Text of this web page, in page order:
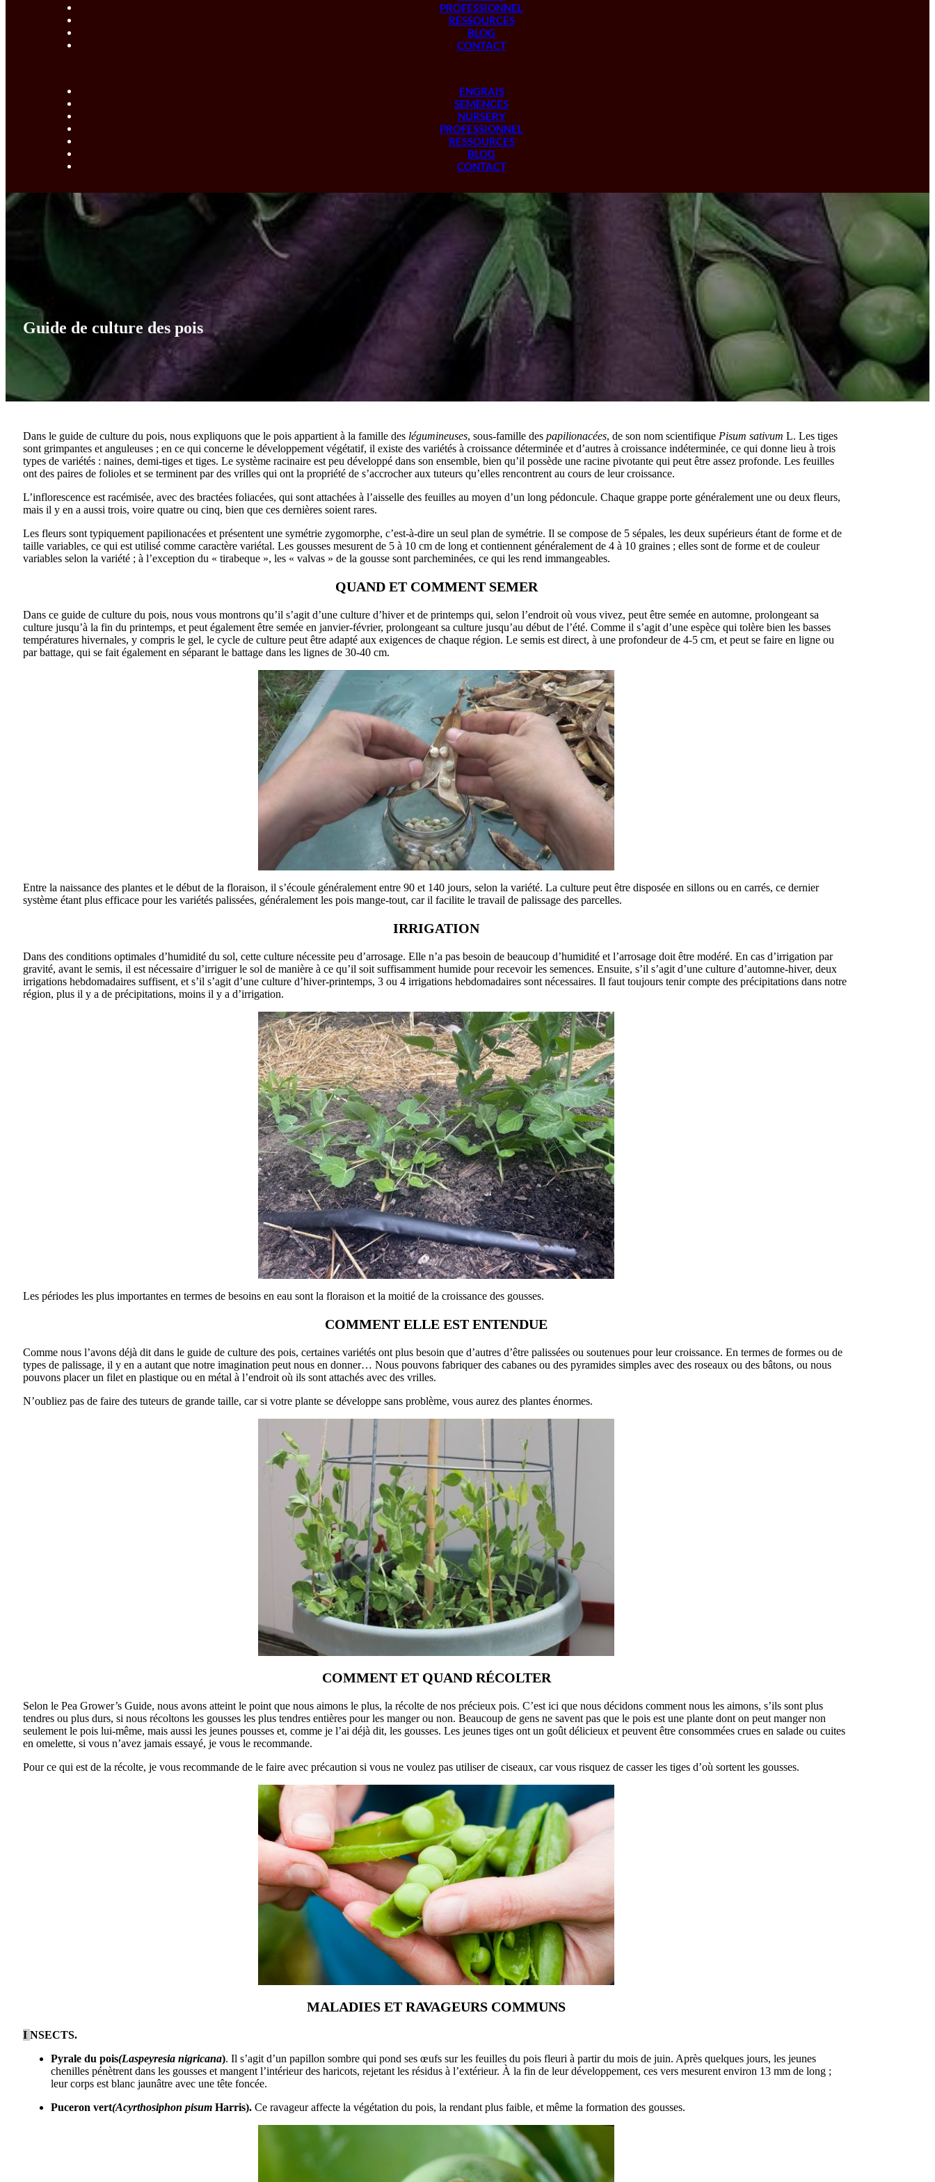
PROFESSIONNEL
RESSOURCES
BLOG
CONTACT
ENGRAIS
SEMENCES
NURSERY
PROFESSIONNEL
RESSOURCES
BLOG
CONTACT
Guide de culture des pois
Dans le guide de culture du pois, nous expliquons que le pois appartient à la famille des légumineuses, sous-famille des papilionacées, de son nom scientifique Pisum sativum L. Les tiges
sont grimpantes et anguleuses ; en ce qui concerne le développement végétatif, il existe des variétés à croissance déterminée et d’autres à croissance indéterminée, ce qui donne lieu à trois
types de variétés : naines, demi-tiges et tiges. Le système racinaire est peu développé dans son ensemble, bien qu’il possède une racine pivotante qui peut être assez profonde. Les feuilles
ont des paires de folioles et se terminent par des vrilles qui ont la propriété de s’accrocher aux tuteurs qu’elles rencontrent au cours de leur croissance.
L’inflorescence est racémisée, avec des bractées foliacées, qui sont attachées à l’aisselle des feuilles au moyen d’un long pédoncule. Chaque grappe porte généralement une ou deux fleurs,
mais il y en a aussi trois, voire quatre ou cinq, bien que ces dernières soient rares.
Les fleurs sont typiquement papilionacées et présentent une symétrie zygomorphe, c’est-à-dire un seul plan de symétrie. Il se compose de 5 sépales, les deux supérieurs étant de forme et de
taille variables, ce qui est utilisé comme caractère variétal. Les gousses mesurent de 5 à 10 cm de long et contiennent généralement de 4 à 10 graines ; elles sont de forme et de couleur
variables selon la variété ; à l’exception du « tirabeque », les « valvas » de la gousse sont parcheminées, ce qui les rend immangeables.
QUAND ET COMMENT SEMER
Dans ce guide de culture du pois, nous vous montrons qu’il s’agit d’une culture d’hiver et de printemps qui, selon l’endroit où vous vivez, peut être semée en automne, prolongeant sa
culture jusqu’à la fin du printemps, et peut également être semée en janvier-février, prolongeant sa culture jusqu’au début de l’été. Comme il s’agit d’une espèce qui tolère bien les basses
températures hivernales, y compris le gel, le cycle de culture peut être adapté aux exigences de chaque région. Le semis est direct, à une profondeur de 4-5 cm, et peut se faire en ligne ou
par battage, qui se fait également en séparant le battage dans les lignes de 30-40 cm.
Entre la naissance des plantes et le début de la floraison, il s’écoule généralement entre 90 et 140 jours, selon la variété. La culture peut être disposée en sillons ou en carrés, ce dernier
système étant plus efficace pour les variétés palissées, généralement les pois mange-tout, car il facilite le travail de palissage des parcelles.
IRRIGATION
Dans des conditions optimales d’humidité du sol, cette culture nécessite peu d’arrosage. Elle n’a pas besoin de beaucoup d’humidité et l’arrosage doit être modéré. En cas d’irrigation par
gravité, avant le semis, il est nécessaire d’irriguer le sol de manière à ce qu’il soit suffisamment humide pour recevoir les semences. Ensuite, s’il s’agit d’une culture d’automne-hiver, deux
irrigations hebdomadaires suffisent, et s’il s’agit d’une culture d’hiver-printemps, 3 ou 4 irrigations hebdomadaires sont nécessaires. Il faut toujours tenir compte des précipitations dans notre
région, plus il y a de précipitations, moins il y a d’irrigation.
Les périodes les plus importantes en termes de besoins en eau sont la floraison et la moitié de la croissance des gousses.
COMMENT ELLE EST ENTENDUE
Comme nous l’avons déjà dit dans le guide de culture des pois, certaines variétés ont plus besoin que d’autres d’être palissées ou soutenues pour leur croissance. En termes de formes ou de
types de palissage, il y en a autant que notre imagination peut nous en donner… Nous pouvons fabriquer des cabanes ou des pyramides simples avec des roseaux ou des bâtons, ou nous
pouvons placer un filet en plastique ou en métal à l’endroit où ils sont attachés avec des vrilles.
N’oubliez pas de faire des tuteurs de grande taille, car si votre plante se développe sans problème, vous aurez des plantes énormes.
COMMENT ET QUAND RÉCOLTER
Selon le Pea Grower’s Guide, nous avons atteint le point que nous aimons le plus, la récolte de nos précieux pois. C’est ici que nous décidons comment nous les aimons, s’ils sont plus
tendres ou plus durs, si nous récoltons les gousses les plus tendres entières pour les manger ou non. Beaucoup de gens ne savent pas que le pois est une plante dont on peut manger non
seulement le pois lui-même, mais aussi les jeunes pousses et, comme je l’ai déjà dit, les gousses. Les jeunes tiges ont un goût délicieux et peuvent être consommées crues en salade ou cuites
en omelette, si vous n’avez jamais essayé, je vous le recommande.
Pour ce qui est de la récolte, je vous recommande de le faire avec précaution si vous ne voulez pas utiliser de ciseaux, car vous risquez de casser les tiges d’où sortent les gousses.
MALADIES ET RAVAGEURS COMMUNS
I NSECTS.
Pyrale du pois(Laspeyresia nigricana). Il s’agit d’un papillon sombre qui pond ses œufs sur les feuilles du pois fleuri à partir du mois de juin. Après quelques jours, les jeunes
chenilles pénètrent dans les gousses et mangent l’intérieur des haricots, rejetant les résidus à l’extérieur. À la fin de leur développement, ces vers mesurent environ 13 mm de long ;
leur corps est blanc jaunâtre avec une tête foncée.
Puceron vert(Acyrthosiphon pisum Harris). Ce ravageur affecte la végétation du pois, la rendant plus faible, et même la formation des gousses.